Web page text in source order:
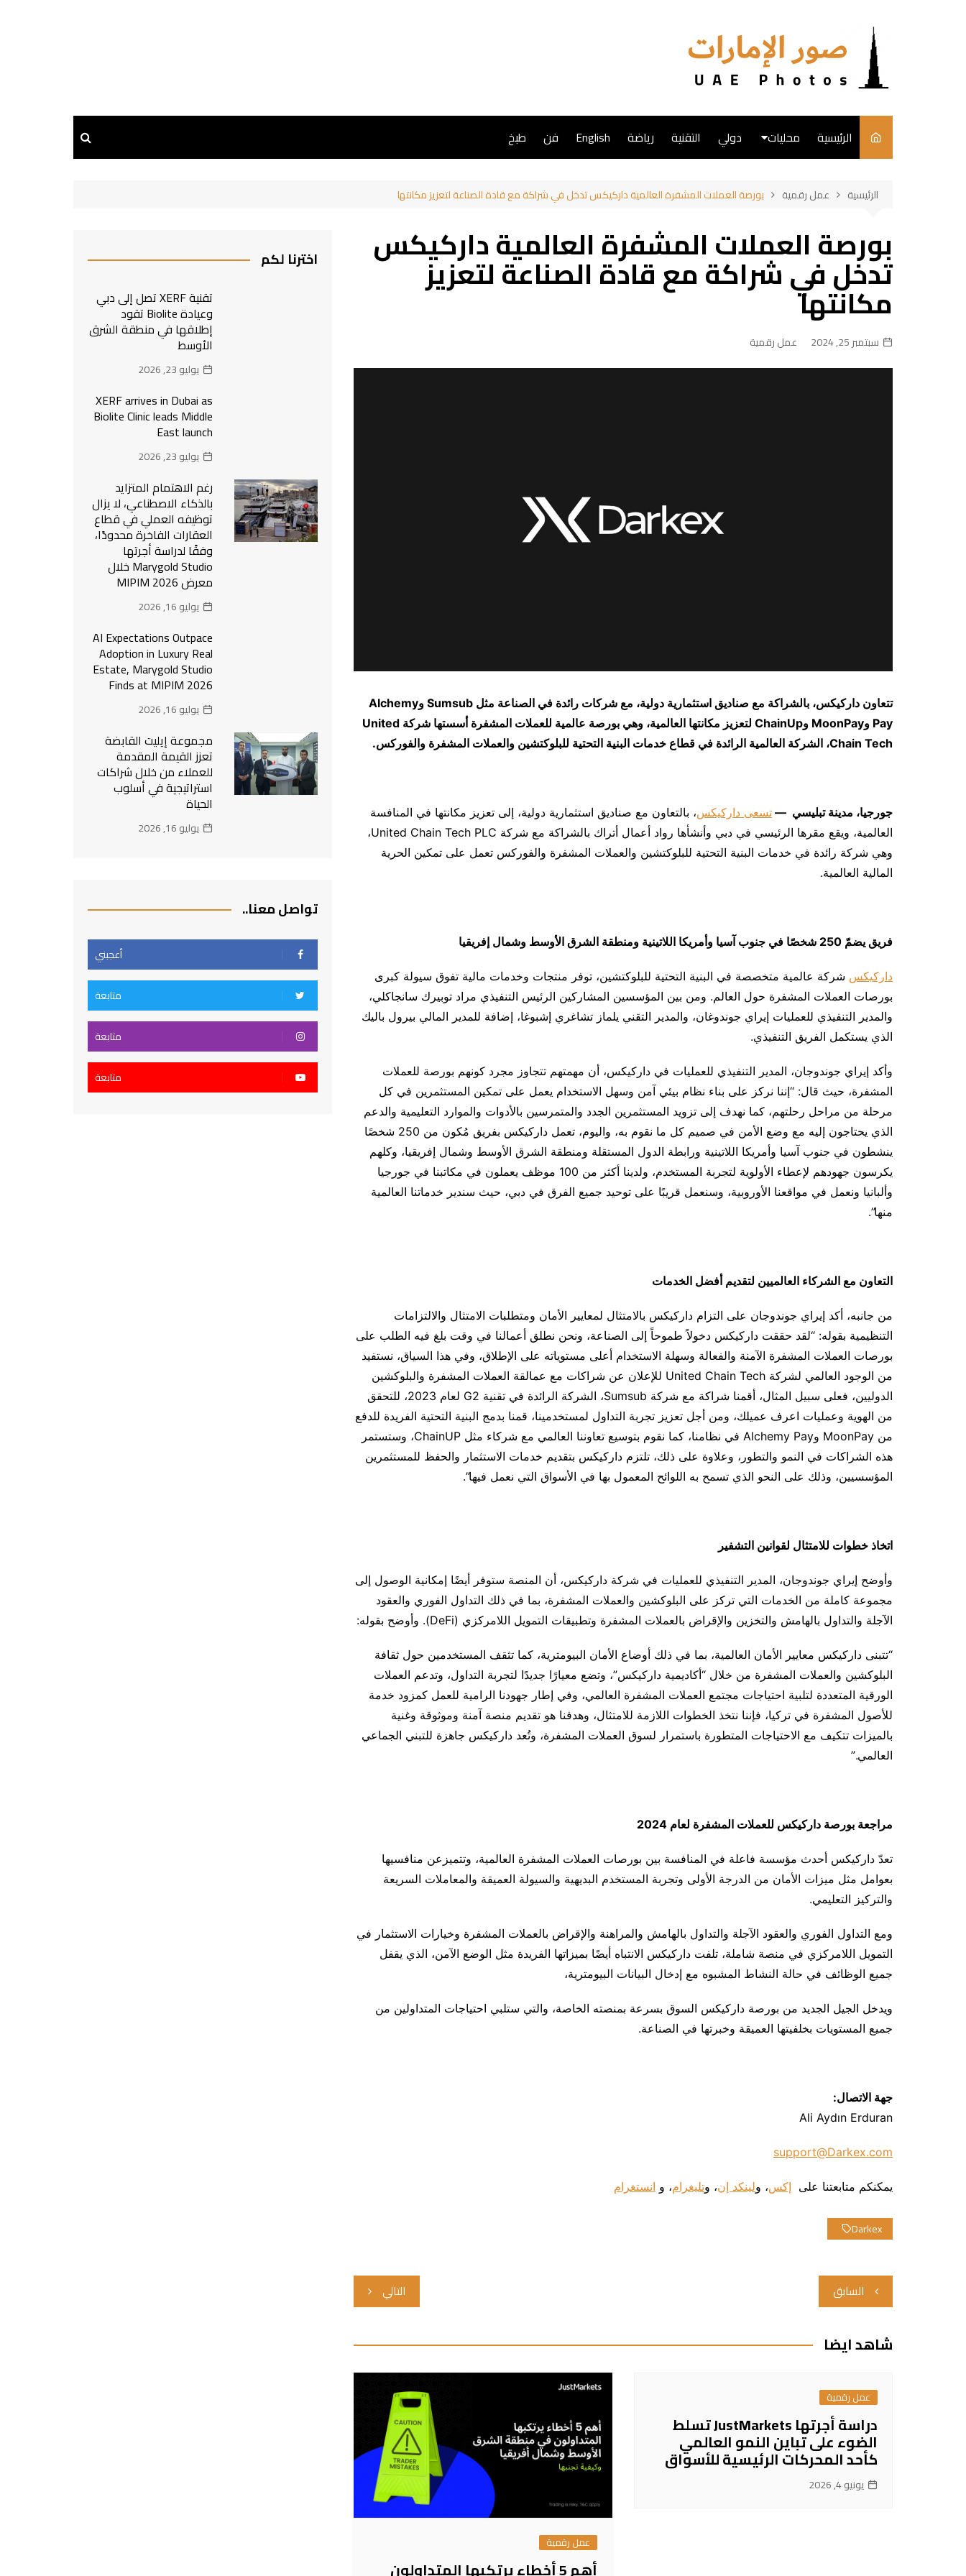
الرئيسية محليات
طبخ
دولي التقنية رياضة English فن طبخ
الرئيسية عمل رقمية بورصة العملات المشفرة العالمية داركيكس تدخل في شراكة مع قادة الصناعة لتعزيز مكانتها
بورصة العملات المشفرة العالمية داركيكس
تدخل في شراكة مع قادة الصناعة لتعزيز
مكانتها
سبتمبر 25, 2024 عمل رقمية
تتعاون داركيكس، بالشراكة مع صناديق استثمارية دولية، مع شركات رائدة في الصناعة مثل Sumsub وAlchemy
Pay وMoonPay وChainUp لتعزيز مكانتها العالمية، وهي بورصة عالمية للعملات المشفرة أسستها شركة United
Chain Tech، الشركة العالمية الرائدة في قطاع خدمات البنية التحتية للبلوكتشين والعملات المشفرة والفوركس.
جورجيا، مدينة تبليسي — تسعى داركيكس، بالتعاون مع صناديق استثمارية دولية، إلى تعزيز مكانتها في المنافسة
العالمية، ويقع مقرها الرئيسي في دبي وأنشأها رواد أعمال أتراك بالشراكة مع شركة United Chain Tech PLC،
وهي شركة رائدة في خدمات البنية التحتية للبلوكتشين والعملات المشفرة والفوركس تعمل على تمكين الحرية
المالية العالمية.
فريق يضمّ 250 شخصًا في جنوب آسيا وأمريكا اللاتينية ومنطقة الشرق الأوسط وشمال إفريقيا
داركيكس شركة عالمية متخصصة في البنية التحتية للبلوكتشين، توفر منتجات وخدمات مالية تفوق سيولة كبرى
بورصات العملات المشفرة حول العالم. ومن بين المؤسسين المشاركين الرئيس التنفيذي مراد توبيرك سانجاكلي،
والمدير التنفيذي للعمليات إيراي جوندوغان، والمدير التقني يلماز تشاغري إشبوغا، إضافة للمدير المالي بيرول باليك
الذي يستكمل الفريق التنفيذي.
وأكد إيراي جوندوجان، المدير التنفيذي للعمليات في داركيكس، أن مهمتهم تتجاوز مجرد كونهم بورصة للعملات
المشفرة، حيث قال: “إننا نركز على بناء نظام بيئي آمن وسهل الاستخدام يعمل على تمكين المستثمرين في كل
مرحلة من مراحل رحلتهم، كما نهدف إلى تزويد المستثمرين الجدد والمتمرسين بالأدوات والموارد التعليمية والدعم
الذي يحتاجون إليه مع وضع الأمن في صميم كل ما نقوم به، واليوم، تعمل داركيكس بفريق مُكون من 250 شخصًا
ينشطون في جنوب آسيا وأمريكا اللاتينية ورابطة الدول المستقلة ومنطقة الشرق الأوسط وشمال إفريقيا، وكلهم
يكرسون جهودهم لإعطاء الأولوية لتجربة المستخدم، ولدينا أكثر من 100 موظف يعملون في مكاتبنا في جورجيا
وألبانيا ونعمل في مواقعنا الأوروبية، وسنعمل قريبًا على توحيد جميع الفرق في دبي، حيث سندير خدماتنا العالمية
منها”.
التعاون مع الشركاء العالميين لتقديم أفضل الخدمات
من جانبه، أكد إيراي جوندوجان على التزام داركيكس بالامتثال لمعايير الأمان ومتطلبات الامتثال والالتزامات
التنظيمية بقوله: “لقد حققت داركيكس دخولاً طموحاً إلى الصناعة، ونحن نطلق أعمالنا في وقت بلغ فيه الطلب على
بورصات العملات المشفرة الآمنة والفعالة وسهلة الاستخدام أعلى مستوياته على الإطلاق، وفي هذا السياق، نستفيد
من الوجود العالمي لشركة United Chain Tech للإعلان عن شراكات مع عمالقة العملات المشفرة والبلوكشين
الدوليين، فعلى سبيل المثال، أقمنا شراكة مع شركة Sumsub، الشركة الرائدة في تقنية G2 لعام 2023، للتحقق
من الهوية وعمليات اعرف عميلك، ومن أجل تعزيز تجربة التداول لمستخدمينا، قمنا بدمج البنية التحتية الفريدة للدفع
من MoonPay وAlchemy Pay في نظامنا، كما نقوم بتوسيع تعاوننا العالمي مع شركاء مثل ChainUP، وستستمر
هذه الشراكات في النمو والتطور، وعلاوة على ذلك، تلتزم داركيكس بتقديم خدمات الاستثمار والحفظ للمستثمرين
المؤسسيين، وذلك على النحو الذي تسمح به اللوائح المعمول بها في الأسواق التي نعمل فيها”.
اتخاذ خطوات للامتثال لقوانين التشفير
وأوضح إيراي جوندوجان، المدير التنفيذي للعمليات في شركة داركيكس، أن المنصة ستوفر أيضًا إمكانية الوصول إلى
مجموعة كاملة من الخدمات التي تركز على البلوكشين والعملات المشفرة، بما في ذلك التداول الفوري والعقود
الآجلة والتداول بالهامش والتخزين والإقراض بالعملات المشفرة وتطبيقات التمويل اللامركزي (DeFi). وأوضح بقوله:
“تتبنى داركيكس معايير الأمان العالمية، بما في ذلك أوضاع الأمان البيومترية، كما تثقف المستخدمين حول ثقافة
البلوكشين والعملات المشفرة من خلال “أكاديمية داركيكس”، وتضع معيارًا جديدًا لتجربة التداول، وتدعم العملات
الورقية المتعددة لتلبية احتياجات مجتمع العملات المشفرة العالمي، وفي إطار جهودنا الرامية للعمل كمزود خدمة
للأصول المشفرة في تركيا، فإننا نتخذ الخطوات اللازمة للامتثال، وهدفنا هو تقديم منصة آمنة وموثوقة وغنية
بالميزات تتكيف مع الاحتياجات المتطورة باستمرار لسوق العملات المشفرة، وتُعد داركيكس جاهزة للتبني الجماعي
العالمي.”
مراجعة بورصة داركيكس للعملات المشفرة لعام 2024
تعدّ داركيكس أحدث مؤسسة فاعلة في المنافسة بين بورصات العملات المشفرة العالمية، وتتميزعن منافسيها
بعوامل مثل ميزات الأمان من الدرجة الأولى وتجربة المستخدم البديهية والسيولة العميقة والمعاملات السريعة
والتركيز التعليمي.
ومع التداول الفوري والعقود الآجلة والتداول بالهامش والمراهنة والإقراض بالعملات المشفرة وخيارات الاستثمار في
التمويل اللامركزي في منصة شاملة، تلفت داركيكس الانتباه أيضًا بميزاتها الفريدة مثل الوضع الآمن، الذي يقفل
جميع الوظائف في حالة النشاط المشبوه مع إدخال البيانات البيومترية،
ويدخل الجيل الجديد من بورصة داركيكس السوق بسرعة بمنصته الخاصة، والتي ستلبي احتياجات المتداولين من
جميع المستويات بخلفيتها العميقة وخبرتها في الصناعة.
جهة الاتصال:
Ali Aydın Erduran
support@Darkex.com
يمكنكم متابعتنا على إكس، ولينكد إن، وتليغرام، و انستغرام
Darkex
تصفّح
المقالات
السابق التالي
شاهد ايضا
عمل رقمية
دراسة أجرتها JustMarkets تسلط
الضوء على تباين النمو العالمي
كأحد المحركات الرئيسية للأسواق
يونيو 4, 2026
عمل رقمية
أهم 5 أخطاء يرتكبها المتداولون
اخترنا لكم
تقنية XERF تصل إلى دبي
وعيادة Biolite تقود
إطلاقها في منطقة الشرق
الأوسط
يوليو 23, 2026
XERF arrives in Dubai as
Biolite Clinic leads Middle
East launch
يوليو 23, 2026
رغم الاهتمام المتزايد
بالذكاء الاصطناعي، لا يزال
توظيفه العملي في قطاع
العقارات الفاخرة محدودًا،
وفقًا لدراسة أجرتها
Marygold Studio خلال
معرض MIPIM 2026
يوليو 16, 2026
AI Expectations Outpace
Adoption in Luxury Real
Estate, Marygold Studio
Finds at MIPIM 2026
يوليو 16, 2026
مجموعة إيليت القابضة
تعزز القيمة المقدمة
للعملاء من خلال شراكات
استراتيجية في أسلوب
الحياة
يوليو 16, 2026
تواصل معنا..
أعجبني
متابعة
متابعة
متابعة